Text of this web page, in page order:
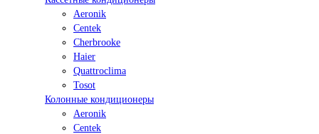
Aeronik
Centek
Cherbrooke
Haier
Quattroclima
Tosot
Колонные кондиционеры
Aeronik
Centek